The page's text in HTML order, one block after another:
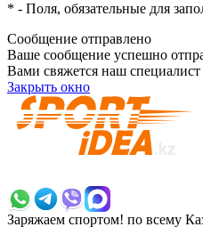
* - Поля, обязательные для
Сообщение отправлено
Ваше сообщение успешно
Вами свяжется наш специалист
Закрыть окно
Заряжаем спортом! по всему